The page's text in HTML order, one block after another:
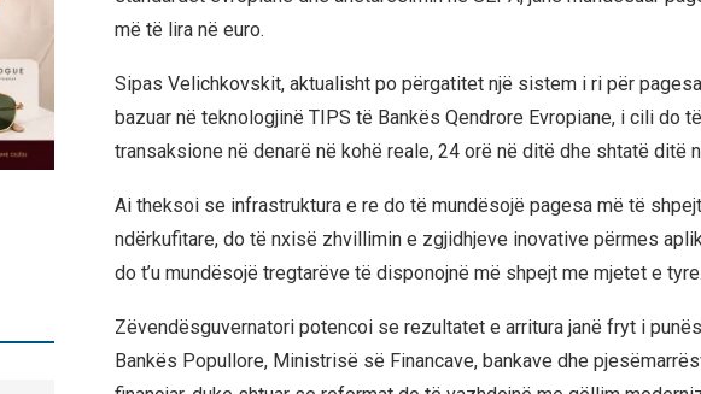
më të lira në euro.
Sipas Velichkovskit, aktualisht po përgatitet një sistem i ri për
bazuar në teknologjinë TIPS të Bankës Qendrore Evropiane, i cili do
transaksione në denarë në kohë reale, 24 orë në ditë dhe shtatë ditë
Ai theksoi se infrastruktura e re do të mundësojë pagesa më të
ndërkufitare, do të nxisë zhvillimin e zgjidhjeve inovative përmes
do t’u mundësojë tregtarëve të disponojnë më shpejt me mjetet e tyre.
Zëvendësguvernatori potencoi se rezultatet e arritura janë fryt i
Bankës Popullore, Ministrisë së Financave, bankave dhe